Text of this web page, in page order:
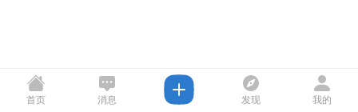
首页 消息 发现 我的